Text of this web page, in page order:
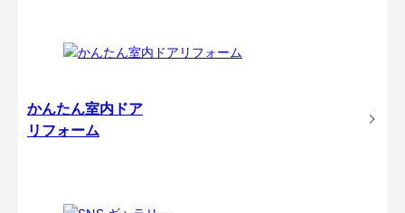
かんたん室内ドア
リフォーム